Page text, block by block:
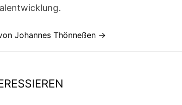
Johannes Thönneßen →